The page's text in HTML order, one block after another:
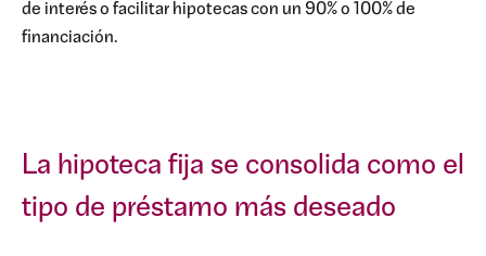
de interés o facilitar hipotecas con un 90% o 100% de
financiación.
La hipoteca fija se consolida como el
tipo de préstamo más deseado